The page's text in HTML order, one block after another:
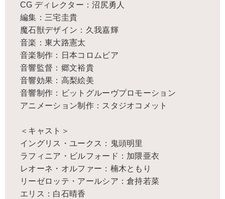
CG ディレクター：沼尻勇人
編集：三宅圭貴
魔石獣デザイン：久我嘉輝
音楽：東大路憲太
音楽制作：日本コロムビア
音響監督：郷文裕貴
音響効果：高梨絵美
音響制作：ビットグルーヴプロモーション
アニメーション制作：スタジオコメット
＜キャスト＞
イングリス・ユークス：鬼頭明里
ラフィニア・ビルフォード：加隈亜衣
レオーネ・オルファー：楠木ともり
リーゼロッテ・アールシア：倉持若菜
エリス：白石晴香